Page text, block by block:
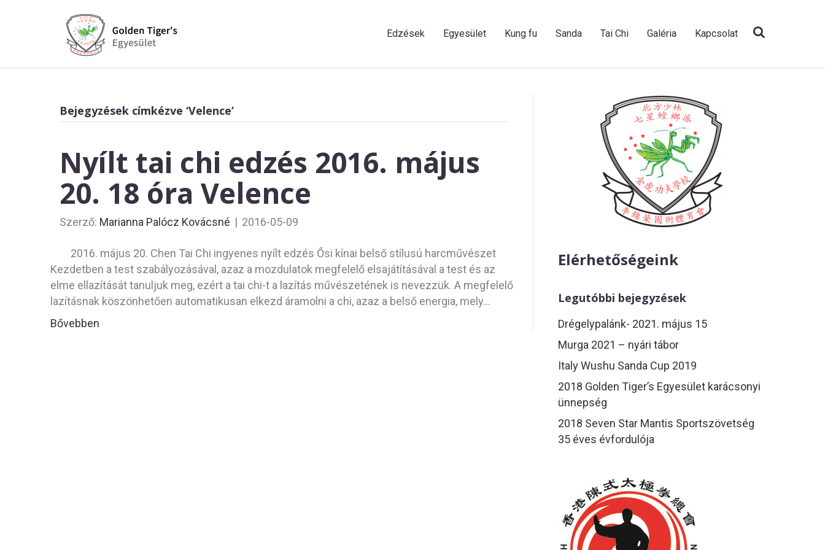
Edzések Egyesület Kung fu Sanda Tai Chi Galéria Kapcsolat
Bejegyzések címkézve ‘Velence’
Nyílt tai chi edzés 2016. május
20. 18 óra Velence
Szerző: Marianna Palócz Kovácsné | 2016-05-09
2016. május 20. Chen Tai Chi ingyenes nyílt edzés Ősi kínai belső stílusú harcművészet
Kezdetben a test szabályozásával, azaz a mozdulatok megfelelő elsajátításával a test és az
elme ellazítását tanuljuk meg, ezért a tai chi-t a lazítás művészetének is nevezzük. A megfelelő
lazításnak köszönhetően automatikusan elkezd áramolni a chi, azaz a belső energia, mely…
Bővebben
Elérhetőségeink
Legutóbbi bejegyzések
Drégelypalánk- 2021. május 15
Murga 2021 – nyári tábor
Italy Wushu Sanda Cup 2019
2018 Golden Tiger’s Egyesület karácsonyi
ünnepség
2018 Seven Star Mantis Sportszövetség
35 éves évfordulója